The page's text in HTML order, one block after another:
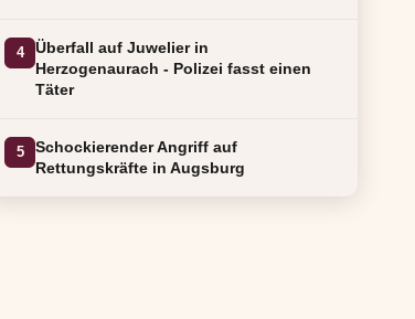
4
Überfall auf Juwelier in
Herzogenaurach - Polizei fasst einen
Täter
5
Schockierender Angriff auf
Rettungskräfte in Augsburg